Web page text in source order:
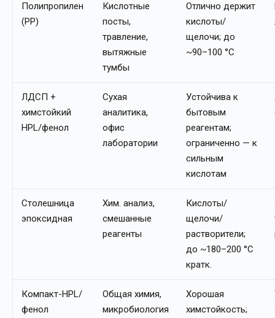
Полипропилен
(PP)
Кислотные
посты,
травление,
вытяжные
тумбы
Отлично держит
кислоты/
щелочи; до
~90–100 °C
ЛДСП +
химстойкий
HPL/фенол
Сухая
аналитика,
офис
лаборатории
Устойчива к
бытовым
реагентам;
ограниченно — к
сильным
кислотам
Столешница
эпоксидная
Хим. анализ,
смешанные
реагенты
Кислоты/
щелочи/
растворители;
до ~180–200 °C
кратк.
Компакт-HPL/
фенол
Общая химия,
микробиология
Хорошая
химстойкость;